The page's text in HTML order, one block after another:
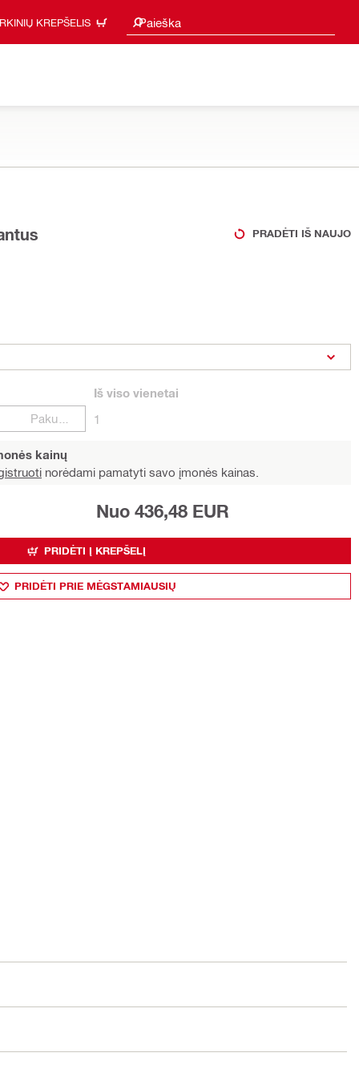
KREPŠELIS Paieška
Paieškos pasiūlymai
PRADĖTI IŠ NAUJO
Pakuotės
Iš viso vienetai
1
kainų
norėdami pamatyti savo įmonės kainas.
Nuo 436,48 EUR
PRIDĖTI Į KREPŠELĮ
PRIDĖTI PRIE MĖGSTAMIAUSIŲ